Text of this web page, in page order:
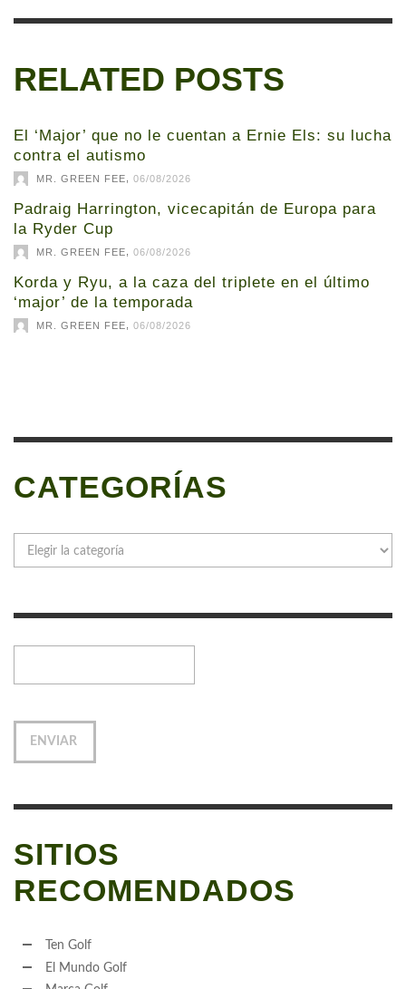
RELATED POSTS
El ‘Major’ que no le cuentan a Ernie Els: su lucha
contra el autismo
MR. GREEN FEE 06/08/2026
Padraig Harrington, vicecapitán de Europa para
la Ryder Cup
MR. GREEN FEE 06/08/2026
Korda y Ryu, a la caza del triplete en el último
‘major’ de la temporada
MR. GREEN FEE 06/08/2026
CATEGORÍAS
SITIOS
RECOMENDADOS
Ten Golf
El Mundo Golf